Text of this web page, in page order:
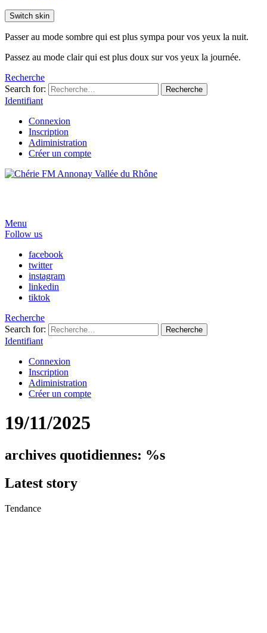
Switch skin
Passer au mode sombre qui est plus sympa pour vos yeux la nuit.
Passez au mode clair qui est plus doux sur vos yeux la journée.
Recherche
Search for:
Recherche
Identifiant
Connexion
Inscription
Adiministration
Créer un compte
Menu
Follow us
facebook
twitter
instagram
linkedin
tiktok
Recherche
Search for:
Recherche
Identifiant
Connexion
Inscription
Adiministration
Créer un compte
19/11/2025
archives quotidiennes: %s
Latest story
Tendance